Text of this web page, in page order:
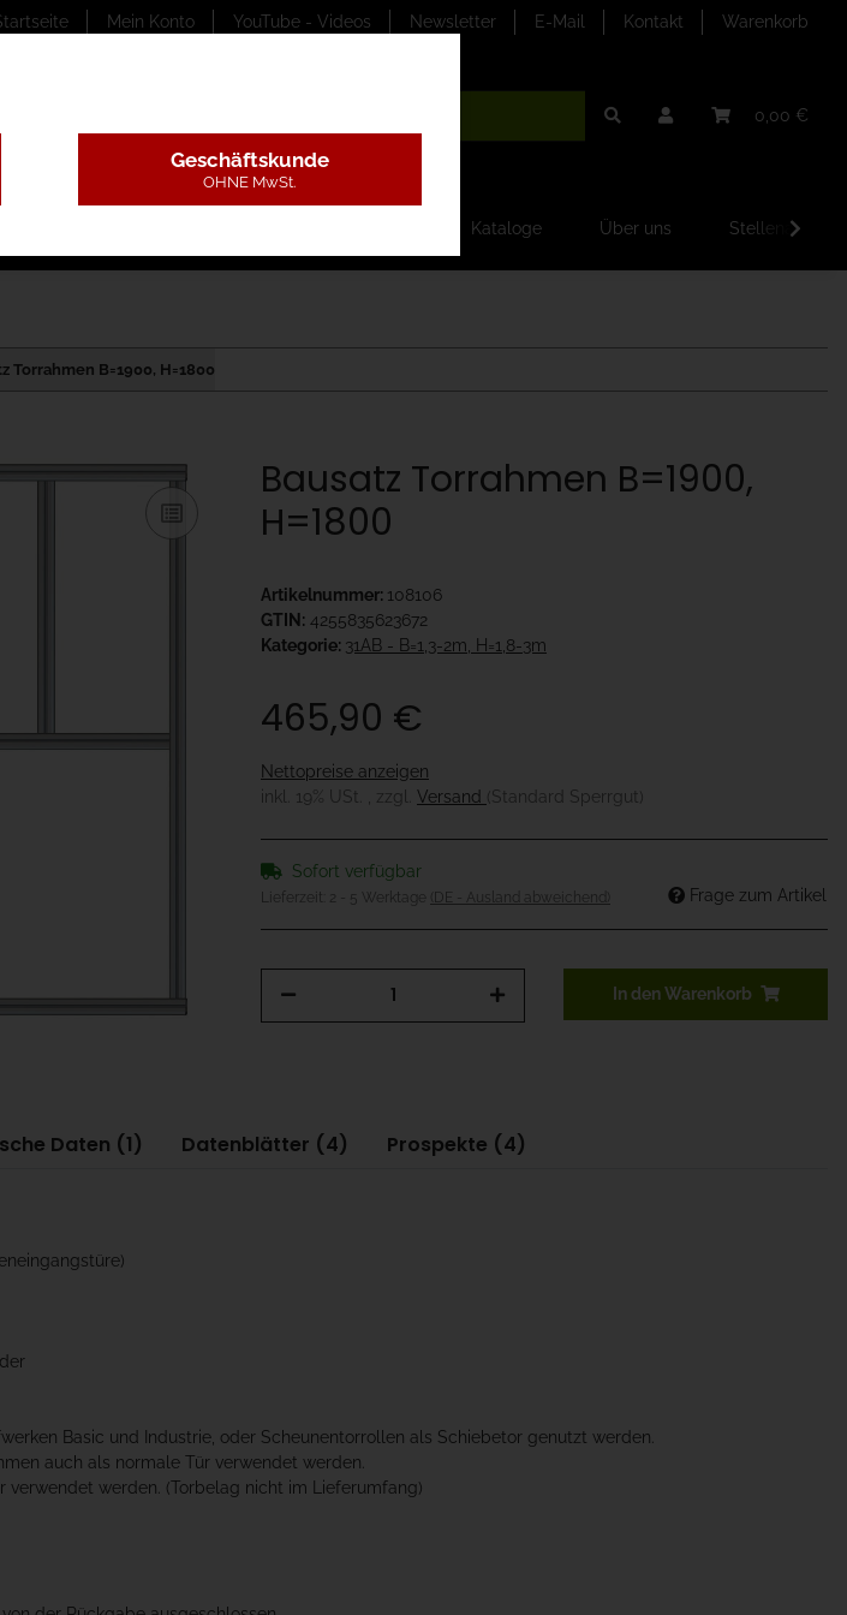
Mein Konto YouTube - Videos Newsletter E-Mail Kontakt Warenkorb
0,00 €
Kataloge Über uns
Torrahmen B=1900, H=1800
Bausatz Torrahmen B=1900,
H=1800
Artikelnummer: 108106
GTIN: 4255835623672
Kategorie: 31AB - B=1,3-2m, H=1,8-3m
465,90 €
Nettopreise anzeigen
inkl. 19% USt. , zzgl. Versand (Standard Sperrgut)
Sofort verfügbar
Lieferzeit: 2 - 5 Werktage (DE - Ausland abweichend) Frage zum Artikel
In den Warenkorb
Daten (1) Datenblätter (4) Prospekte (4)
Basic und Industrie, oder Scheunentorrollen als Schiebetor genutzt werden.
auch als normale Tür verwendet werden.
verwendet werden. (Torbelag nicht im Lieferumfang)
Geschäftskunde
OHNE MwSt.